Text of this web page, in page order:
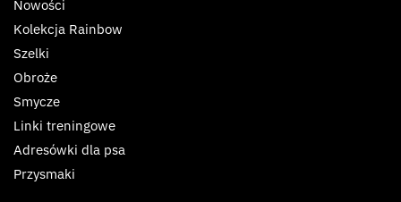
Nowości
Kolekcja Rainbow
Szelki
Obroże
Smycze
Linki treningowe
Adresówki dla psa
Przysmaki